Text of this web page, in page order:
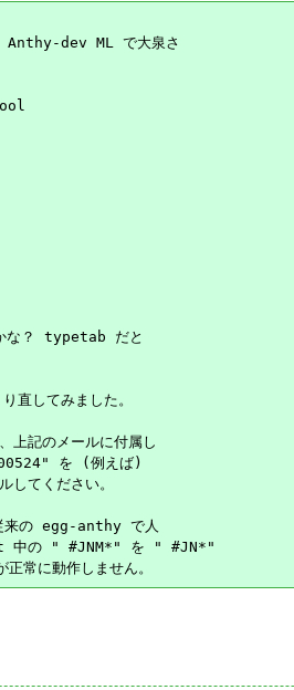
Anthy-dev ML で大泉さ
な？ typetab だと
直してみました。
記のメールに付属し
を (例えば)
ください。
来の egg-anthy で人
中の " #JNM*" を " #JN*"